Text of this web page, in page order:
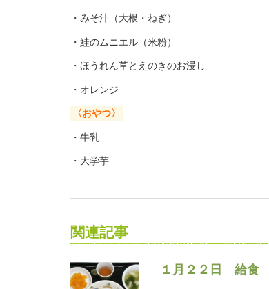
・みそ汁（大根・ねぎ）
・鮭のムニエル（米粉）
・ほうれん草とえのきのお浸し
・オレンジ
〈おやつ〉
・牛乳
・大学芋
関連記事
１月２２日 給食